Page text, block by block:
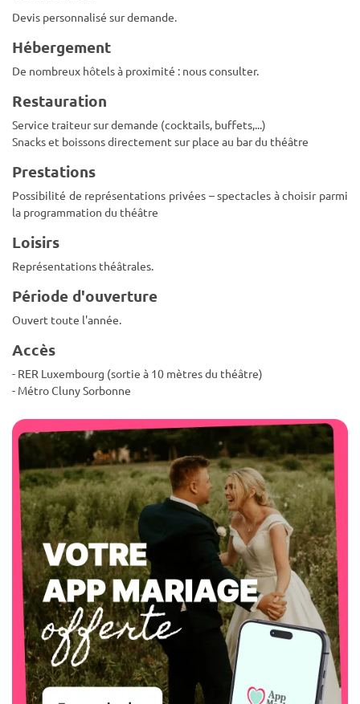
Devis personnalisé sur demande.
Hébergement
De nombreux hôtels à proximité : nous consulter.
Restauration
Service traiteur sur demande (cocktails, buffets,...)
Snacks et boissons directement sur place au bar du théâtre
Prestations
Possibilité de représentations privées – spectacles à choisir parmi
la programmation du théâtre
Loisirs
Représentations théâtrales.
Période d'ouverture
Ouvert toute l'année.
Accès
- RER Luxembourg (sortie à 10 mètres du théâtre)
- Métro Cluny Sorbonne